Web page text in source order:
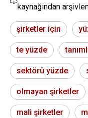
kaynağından
şirketler için
te yüzde
sektörü yüzde
olmayan şirketler
mali şirketler